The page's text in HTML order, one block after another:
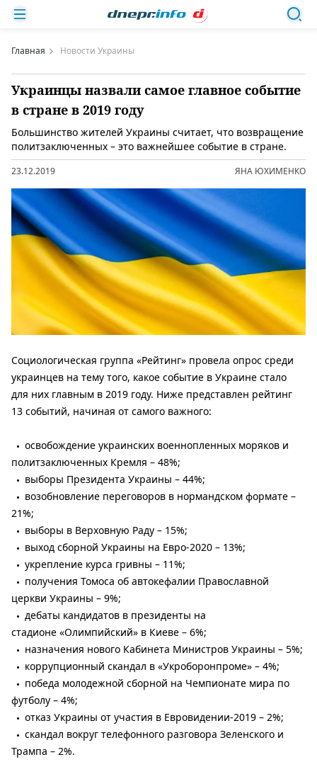
Главная Новости Украины
Украинцы назвали самое главное событие
в стране в 2019 году
Большинство жителей Украины считает, что возвращение
политзаключенных – это важнейшее событие в стране.
23.12.2019 ЯНА ЮХИМЕНКО
Социологическая группа «Рейтинг» провела опрос среди
украинцев на тему того, какое событие в Украине стало
для них главным в 2019 году. Ниже представлен рейтинг
13 событий, начиная от самого важного:
освобождение украинских военнопленных моряков и
политзаключенных Кремля – ​​48%;
выборы Президента Украины – 44%;
возобновление переговоров в нормандском формате –
21%;
выборы в Верховную Раду – 15%;
выход сборной Украины на Евро-2020 – 13%;
укрепление курса гривны – 11%;
получения Томоса об автокефалии Православной
церкви Украины – 9%;
дебаты кандидатов в президенты на
стадионе «Олимпийский» в Киеве – 6%;
назначения нового Кабинета Министров Украины – 5%;
коррупционный скандал в «Укроборонпроме» – 4%;
победа молодежной сборной на Чемпионате мира по
футболу – 4%;
отказ Украины от участия в Евровидении-2019 – 2%;
скандал вокруг телефонного разговора Зеленского и
Трампа – 2%.